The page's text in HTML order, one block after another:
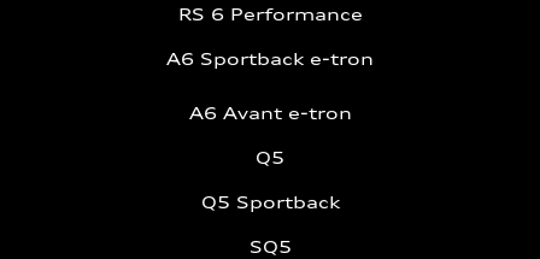
RS 6 Performance
A6 Sportback e-tron
A6 Avant e-tron
Q5
Q5 Sportback
SQ5